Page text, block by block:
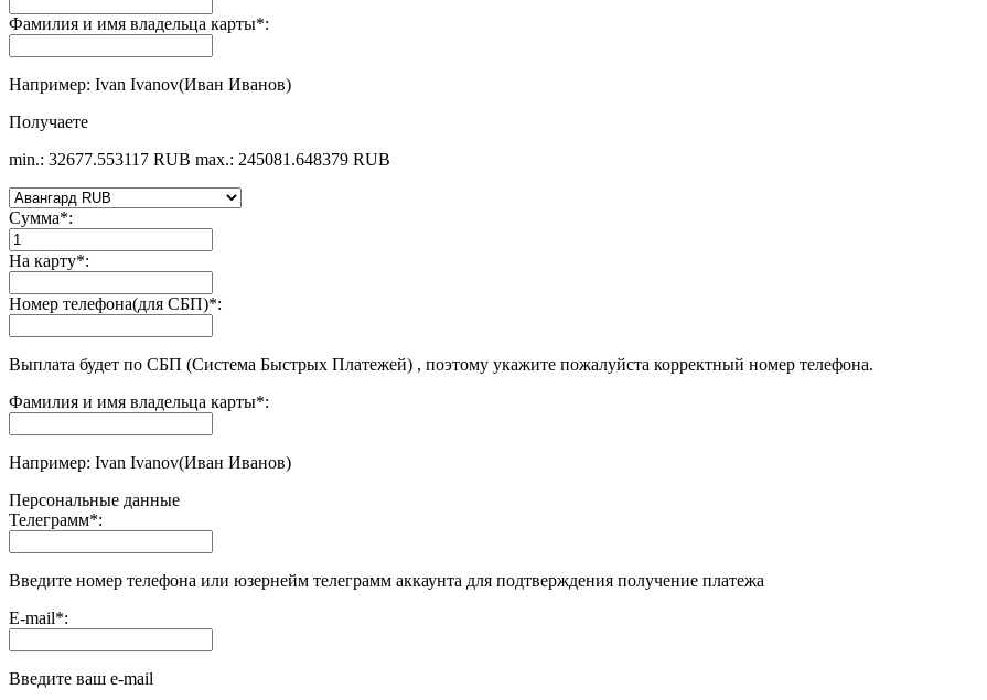
Фамилия и имя владельца карты*:
Например: Ivan Ivanov(Иван Иванов)
Получаете
min.: 32677.553117 RUB max.: 245081.648379 RUB
Сумма*:
На карту*:
Номер телефона(для СБП)*:
Выплата будет по СБП (Система Быстрых Платежей) , поэтому укажите пожалуйста корректный номер телефона.
Фамилия и имя владельца карты*:
Например: Ivan Ivanov(Иван Иванов)
Персональные данные
Телеграмм*:
Введите номер телефона или юзернейм телеграмм аккаунта для подтверждения получение платежа
E-mail*:
Введите ваш e-mail